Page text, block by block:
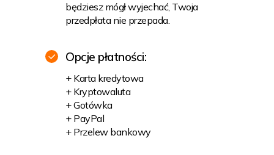
będziesz mógł wyjechać, Twoja
przedpłata nie przepada.
+ Karta kredytowa
+ Kryptowaluta
+ Gotówka
+ PayPal
+ Przelew bankowy
Opcje płatności: